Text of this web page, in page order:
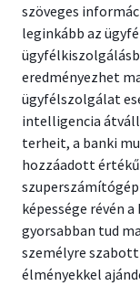
szöveges
leginkább az
eredményezhet
ügyfélszolgálat
intelligencia
terheit, a banki
hozzáadott
képessége révén
gyorsabban tud
személyre
élményekkel